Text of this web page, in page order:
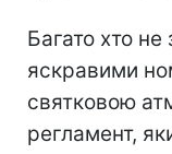
Багато хто
яскравими
святковою
регламент,